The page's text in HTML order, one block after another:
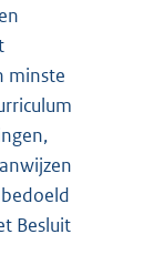
minste
Besluit